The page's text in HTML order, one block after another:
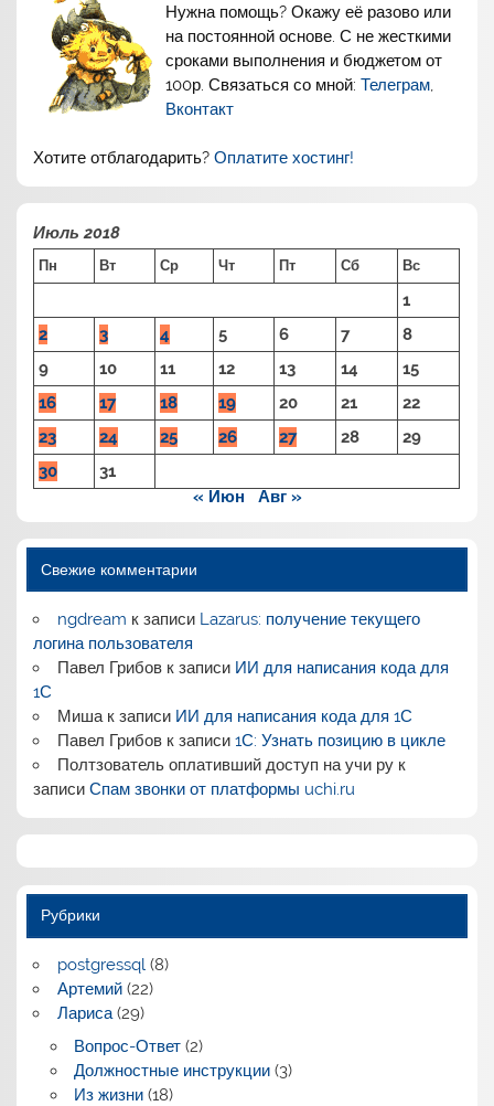
Нужна помощь? Окажу её разово или
на постоянной основе. С не жесткими
сроками выполнения и бюджетом от
100р. Связаться со мной:Телеграм
Вконтакт
Хотите отблагодарить?Оплатите хостинг!
Июль 2018
Пн Вт Ср Чт Пт Сб Вс
1
2
3 4 5 6 7
8
9
10 11 12 13 14
15
16
17 18 19 20 21
22
23
24 25 26 27 28
29
30
31
« Июн
Авг »
Свежие комментарии
ngdream к записи Lazarus: получение текущего
логина пользователя
Павел Грибовк записи ИИ для написания кода для
1С
Мишак записи ИИ для написания кода для 1С
Павел Грибовк записи 1С: Узнать позицию в цикле
Полтзователь оплативший доступ на учи рук
записиСпам звонки от платформы uchi.ru
Рубрики
postgressql(8)
Артемий(22)
Лариса(29)
Вопрос-Ответ(2)
Должностные инструкции(3)
Из жизни(18)